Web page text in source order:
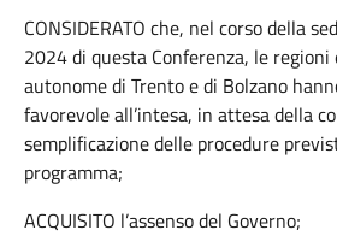
CONSIDERATO che, nel corso della
2024 di questa Conferenza, le regioni
autonome di Trento e di Bolzano
favorevole all’intesa, in attesa della
semplificazione delle procedure
programma;
ACQUISITO l’assenso del Governo;